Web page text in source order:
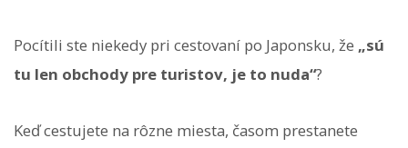
Pocítili ste niekedy pri cestovaní po Japonsku, že „sú
tu len obchody pre turistov, je to nuda“?
Keď cestujete na rôzne miesta, časom prestanete